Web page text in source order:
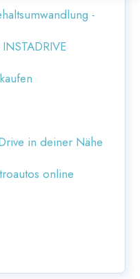
-
in deiner Nähe
online